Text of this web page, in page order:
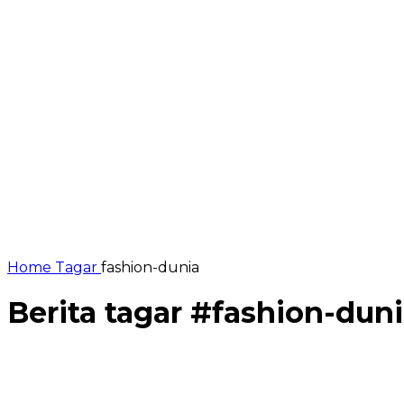
Home Tagar fashion-dunia
Berita tagar #fashion-